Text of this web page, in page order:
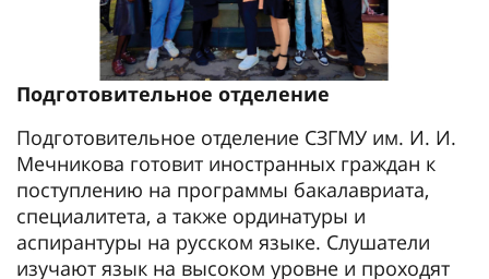
Подготовительное отделение
Подготовительное отделение СЗГМУ им. И. И.
Мечникова готовит иностранных граждан к
поступлению на программы бакалавриата,
специалитета, а также ординатуры и
аспирантуры на русском языке. Слушатели
изучают язык на высоком уровне и проходят